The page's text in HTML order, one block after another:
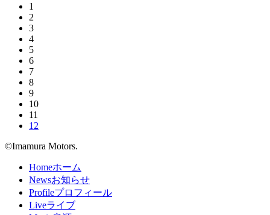
1
2
3
4
5
6
7
8
9
10
11
12
©Imamura Motors.
Homeホーム
Newsお知らせ
Profileプロフィール
Liveライブ